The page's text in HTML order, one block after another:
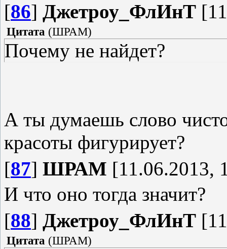
[86] Джетроу_ФлИнТ
Цитата (ШРАМ)
Почему не найдет?
А ты думаешь слово
красоты фигурирует?
[87] ШРАМ [11.06.2013,
И что оно тогда значит?
[88] Джетроу_ФлИнТ
Цитата (ШРАМ)